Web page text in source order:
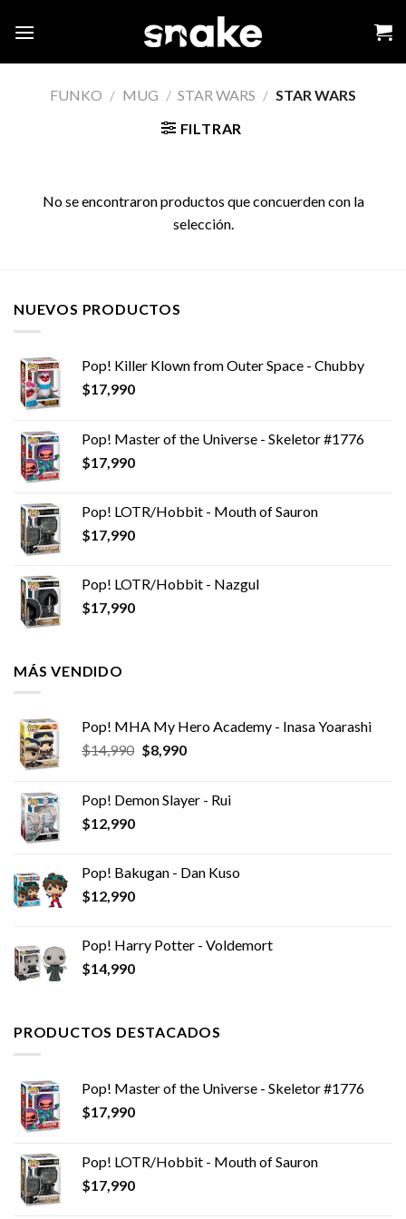
FUNKO / MUG / STAR WARS / STAR WARS
FILTRAR
No se encontraron productos que concuerden con la
selección.
NUEVOS PRODUCTOS
Pop! Killer Klown from Outer Space - Chubby
$17,990
Pop! Master of the Universe - Skeletor #1776
$17,990
Pop! LOTR/Hobbit - Mouth of Sauron
$17,990
Pop! LOTR/Hobbit - Nazgul
$17,990
MÁS VENDIDO
Pop! MHA My Hero Academy - Inasa Yoarashi
$14,990 El
era:
$8,990El
es:
Pop! Demon Slayer - Rui
$12,990
Pop! Bakugan - Dan Kuso
$12,990
Pop! Harry Potter - Voldemort
$14,990
PRODUCTOS DESTACADOS
Pop! Master of the Universe - Skeletor #1776
$17,990
Pop! LOTR/Hobbit - Mouth of Sauron
$17,990